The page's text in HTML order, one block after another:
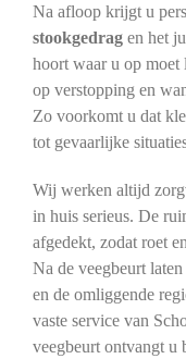
Na afloop krijgt u
stookgedragen het
hoort waar u op
op verstopping en
Zo voorkomt u dat
tot gevaarlijke
Wij werken altijd
in huis serieus. De
afgedekt, zodat roet
Na de veegbeurt
en de omliggende
vaste service van
veegbeurt ontvangt u